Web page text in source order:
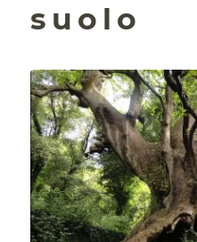
suolo